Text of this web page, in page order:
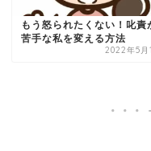
もう怒られたくない！叱責
苦手な私を変える方法
2022年5月